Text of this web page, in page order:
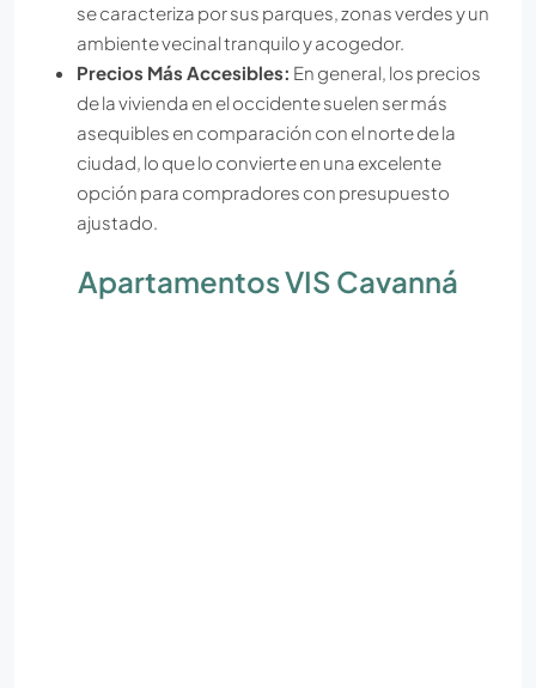
se caracteriza por sus parques, zonas verdes y un
ambiente vecinal tranquilo y acogedor.
Precios Más Accesibles: En general, los precios
de la vivienda en el occidente suelen ser más
asequibles en comparación con el norte de la
ciudad, lo que lo convierte en una excelente
opción para compradores con presupuesto
ajustado.
Apartamentos VIS Cavanná